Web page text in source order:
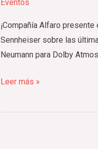
Eventos
¡Compañía Alfaro
Sennheiser sobre las
Neumann para Dolby
Argentina
2024
Leer más »